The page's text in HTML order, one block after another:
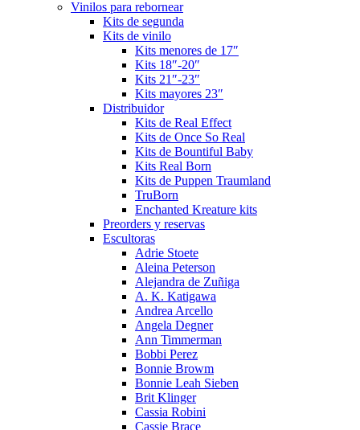
Vinilos para rebornear
Kits de segunda
Kits de vinilo
Kits menores de 17″
Kits 18″-20″
Kits 21″-23″
Kits mayores 23″
Distribuidor
Kits de Real Effect
Kits de Once So Real
Kits de Bountiful Baby
Kits Real Born
Kits de Puppen Traumland
TruBorn
Enchanted Kreature kits
Preorders y reservas
Escultoras
Adrie Stoete
Aleina Peterson
Alejandra de Zuñiga
A. K. Katigawa
Andrea Arcello
Angela Degner
Ann Timmerman
Bobbi Perez
Bonnie Browm
Bonnie Leah Sieben
Brit Klinger
Cassia Robini
Cassie Brace